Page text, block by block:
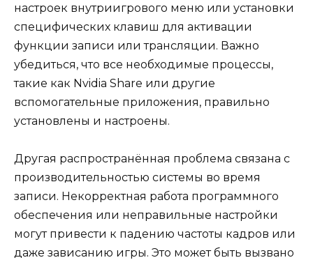
настроек внутриигрового меню или установки
специфических клавиш для активации
функции записи или трансляции. Важно
убедиться, что все необходимые процессы,
такие как Nvidia Share или другие
вспомогательные приложения, правильно
установлены и настроены.
Другая распространённая проблема связана с
производительностью системы во время
записи. Некорректная работа программного
обеспечения или неправильные настройки
могут привести к падению частоты кадров или
даже зависанию игры. Это может быть вызвано